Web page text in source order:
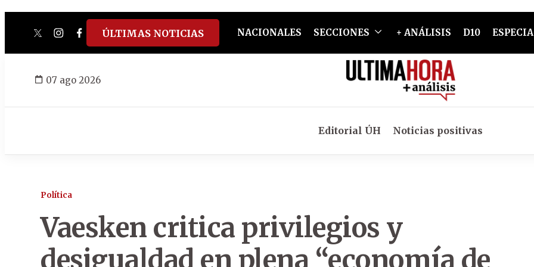
twitterinstagram
facebook
tiktokyoutube
spotify
ÚLTIMAS NOTICIAS NACIONALES SECCIONES + ANÁLISIS D10
07 ago 2026
Editorial ÚH Noticias positivas
Política
Vaesken critica privilegios y
desigualdad en plena “economía de